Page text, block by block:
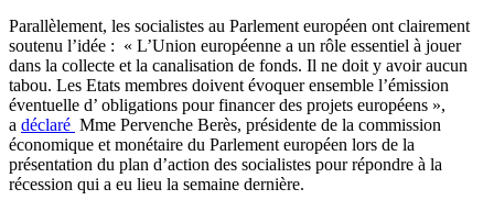
Parallèlement, les socialistes au Parlement européen ont clairement
soutenu l’idée : « L’Union européenne a un rôle essentiel à jouer
dans la collecte et la canalisation de fonds. Il ne doit y avoir aucun
tabou. Les Etats membres doivent évoquer ensemble l’émission
éventuelle d’ obligations pour financer des projets européens »,
a déclaré Mme Pervenche Berès, présidente de la commission
économique et monétaire du Parlement européen lors de la
présentation du plan d’action des socialistes pour répondre à la
récession qui a eu lieu la semaine dernière.